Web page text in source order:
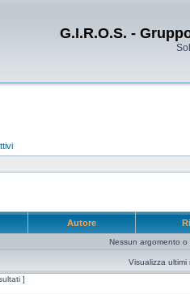
G.I.R.O.S. -
Autore
Nessun argomento o
Visualizza ultimi
]